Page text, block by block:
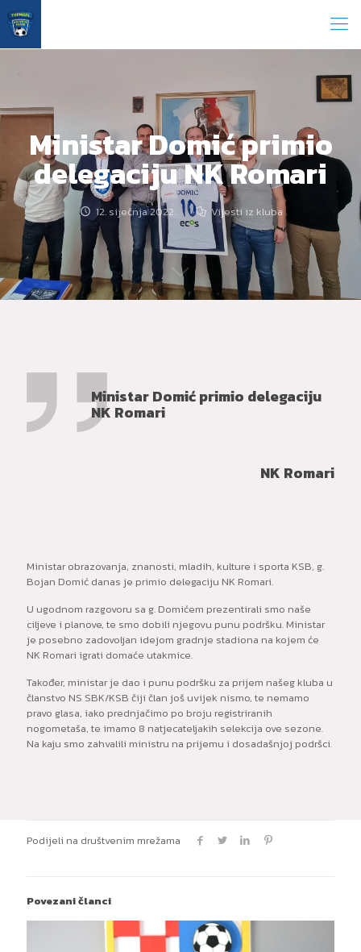
Ministar Domić primio
delegaciju NK Romari
12. siječnja 2022. Vijesti iz kluba
Ministar Domić primio delegaciju
NK Romari
NK Romari
Ministar obrazovanja, znanosti, mladih, kulture i sporta KSB, g.
Bojan Domić danas je primio delegaciju NK Romari.
U ugodnom razgovoru sa g. Domićem prezentirali smo naše
ciljeve i planove, te smo dobili njegovu punu podršku. Ministar
je posebno zadovoljan idejom gradnje stadiona na kojem će
NK Romari igrati domaće utakmice.
Također, ministar je dao i punu podršku za prijem našeg kluba u
članstvo NS SBK/KSB čiji član još uvijek nismo, te nemamo
pravo glasa, iako prednjačimo po broju registriranih
nogometaša, te imamo 8 natjecateljakih selekcija ove sezone.
Na kaju smo zahvalili ministru na prijemu i dosadašnjoj podršci.
Podijeli na društvenim mrežama
Povezani članci